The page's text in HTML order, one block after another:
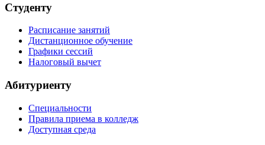
Студенту
Расписание занятий
Дистанционное обучение
Графики сессий
Налоговый вычет
Абитуриенту
Специальности
Правила приема в колледж
Доступная среда